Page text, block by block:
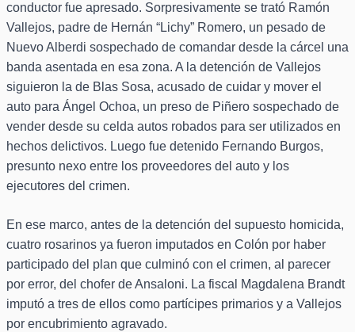
conductor fue apresado. Sorpresivamente se trató Ramón
Vallejos, padre de Hernán “Lichy” Romero, un pesado de
Nuevo Alberdi sospechado de comandar desde la cárcel una
banda asentada en esa zona. A la detención de Vallejos
siguieron la de Blas Sosa, acusado de cuidar y mover el
auto para Ángel Ochoa, un preso de Piñero sospechado de
vender desde su celda autos robados para ser utilizados en
hechos delictivos. Luego fue detenido Fernando Burgos,
presunto nexo entre los proveedores del auto y los
ejecutores del crimen.
En ese marco, antes de la detención del supuesto homicida,
cuatro rosarinos ya fueron imputados en Colón por haber
participado del plan que culminó con el crimen, al parecer
por error, del chofer de Ansaloni. La fiscal Magdalena Brandt
imputó a tres de ellos como partícipes primarios y a Vallejos
por encubrimiento agravado.